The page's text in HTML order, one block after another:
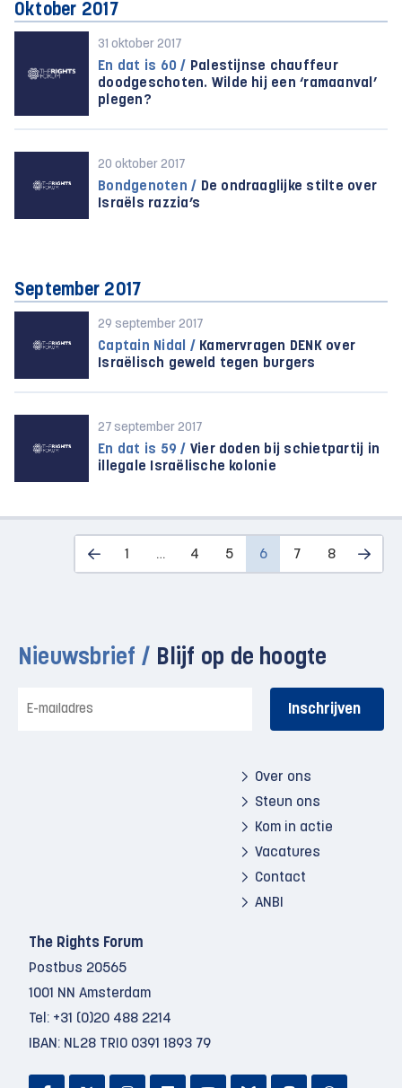
Oktober 2017
31 oktober 2017
En dat is 60 / Palestijnse chauffeur
doodgeschoten. Wilde hij een ‘ramaanval’
plegen?
20 oktober 2017
Bondgenoten / De ondraaglijke stilte over
Israëls razzia’s
September 2017
29 september 2017
Captain Nidal / Kamervragen DENK over
Israëlisch geweld tegen burgers
27 september 2017
En dat is 59 / Vier doden bij schietpartij in
illegale Israëlische kolonie
1 … 4 5 6 7 8
Nieuwsbrief / Blijf op de hoogte
mailadres
Over ons
Steun ons
Kom in actie
Vacatures
Contact
ANBI
The Rights Forum
Postbus 20565
1001 NN Amsterdam
Tel: +31 (0)20 488 2214
IBAN: NL28 TRIO 0391 1893 79